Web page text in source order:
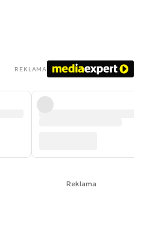
REKLAMA
Reklama